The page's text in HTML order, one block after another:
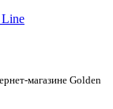
магазине Golden